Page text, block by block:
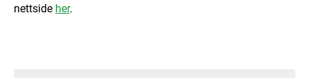
nettside her.